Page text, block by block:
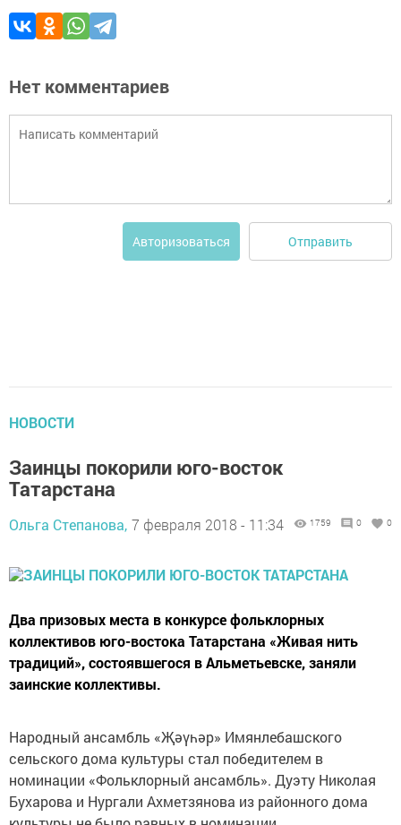
Нет комментариев
Авторизоваться Отправить
НОВОСТИ
Заинцы покорили юго-восток
Татарстана
Ольга Степанова, 7 февраля 2018 - 11:34 1759 0 0
Два призовых места в конкурсе фольклорных
коллективов юго-востока Татарстана «Живая нить
традиций», состоявшегося в Альметьевске, заняли
заинские коллективы.
Народный ансамбль «Җәүһәр» Имянлебашского
сельского дома культуры стал победителем в
номинации «Фольклорный ансамбль». Дуэту Николая
Бухарова и Нургали Ахметзянова из районного дома